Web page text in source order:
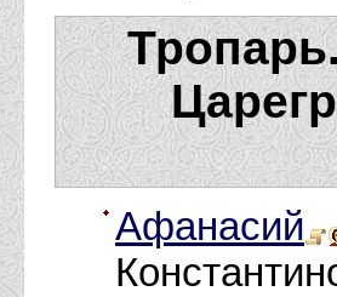
Афанасий